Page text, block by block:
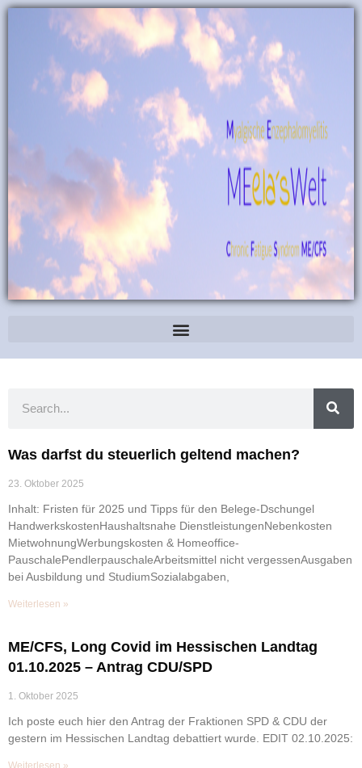
Was darfst du steuerlich geltend machen?
23. Oktober 2025
Inhalt: Fristen für 2025 und Tipps für den Belege-Dschungel
HandwerkskostenHaushaltsnahe DienstleistungenNebenkosten
MietwohnungWerbungskosten & Homeoffice-
PauschalePendlerpauschaleArbeitsmittel nicht vergessenAusgaben
bei Ausbildung und StudiumSozialabgaben,
Weiterlesen »
ME/CFS, Long Covid im Hessischen Landtag
01.10.2025 – Antrag CDU/SPD
1. Oktober 2025
Ich poste euch hier den Antrag der Fraktionen SPD & CDU der
gestern im Hessischen Landtag debattiert wurde. EDIT 02.10.2025:
Weiterlesen »